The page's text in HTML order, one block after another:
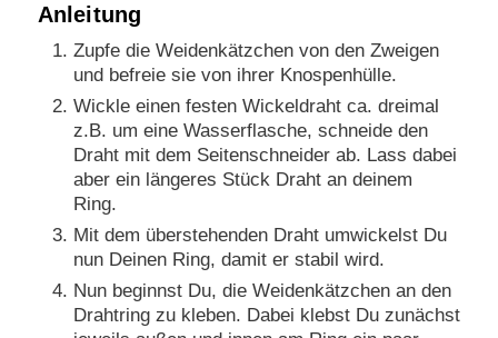
Anleitung
Zupfe die Weidenkätzchen von den Zweigen
und befreie sie von ihrer Knospenhülle.
Wickle einen festen Wickeldraht ca. dreimal
z.B. um eine Wasserflasche, schneide den
Draht mit dem Seitenschneider ab. Lass dabei
aber ein längeres Stück Draht an deinem
Ring.
Mit dem überstehenden Draht umwickelst Du
nun Deinen Ring, damit er stabil wird.
Nun beginnst Du, die Weidenkätzchen an den
Drahtring zu kleben. Dabei klebst Du zunächst